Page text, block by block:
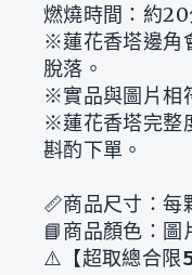
燃燒時間：約
※蓮花香塔邊角
脫落。
※實品與圖片相
※蓮花香塔完整
斟酌下單。
📏商品尺寸：每
📘商品顏色：圖
⚠️【超取總合限